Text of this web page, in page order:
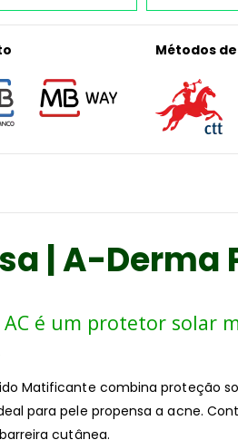
Métodos
| A-Derma
é um protetor solar
Matificante combina proteção
para pele propensa a acne.
cutânea.